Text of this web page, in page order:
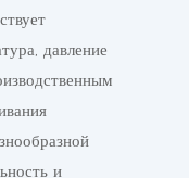
давление
и